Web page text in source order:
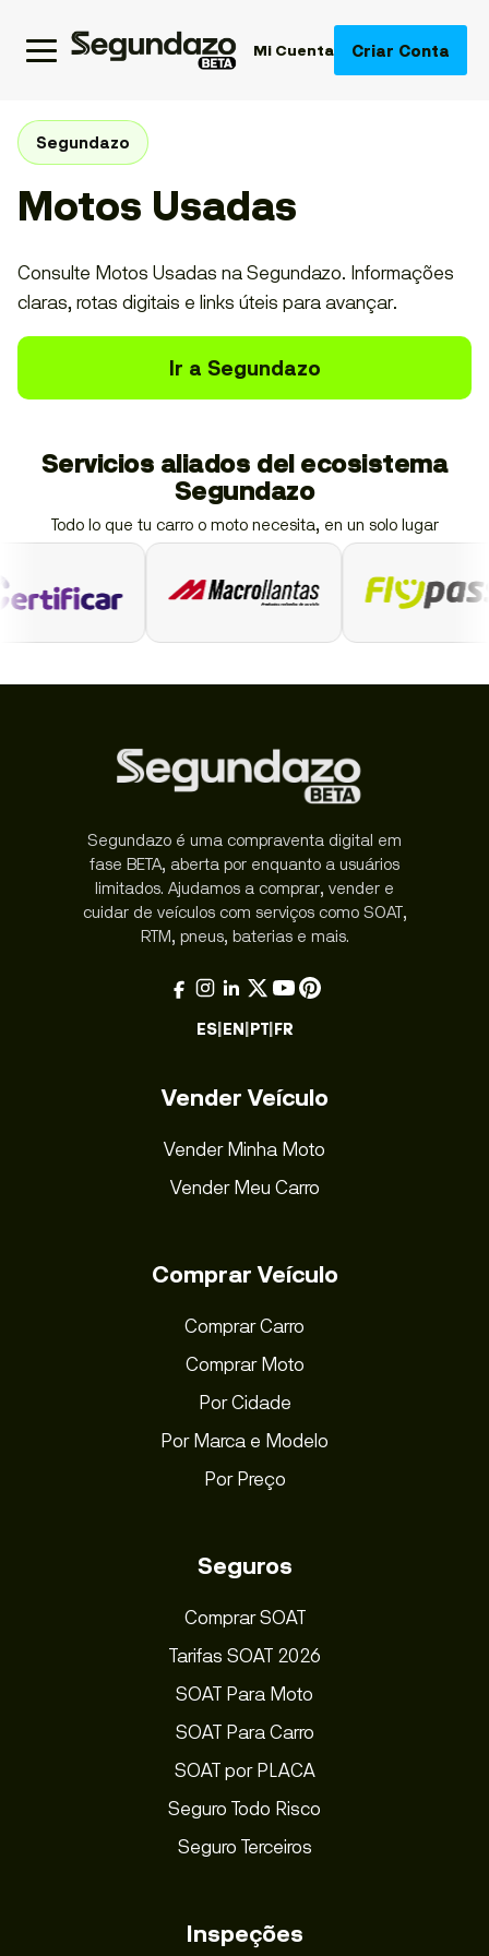
Mi Cuenta Criar Conta
Segundazo
Motos Usadas
Consulte Motos Usadas na Segundazo. Informações
claras, rotas digitais e links úteis para avançar.
Ir a Segundazo
Servicios aliados del ecosistema
Segundazo
Todo lo que tu carro o moto necesita, en un solo lugar
Segundazo é uma compraventa digital em
fase BETA, aberta por enquanto a usuários
limitados. Ajudamos a comprar, vender e
cuidar de veículos com serviços como SOAT,
RTM, pneus, baterias e mais.
ES|EN|PT|FR
Vender Veículo
Vender Minha Moto
Vender Meu Carro
Comprar Veículo
Comprar Carro
Comprar Moto
Por Cidade
Por Marca e Modelo
Por Preço
Seguros
Comprar SOAT
Tarifas SOAT 2026
SOAT Para Moto
SOAT Para Carro
SOAT por PLACA
Seguro Todo Risco
Seguro Terceiros
Inspeções